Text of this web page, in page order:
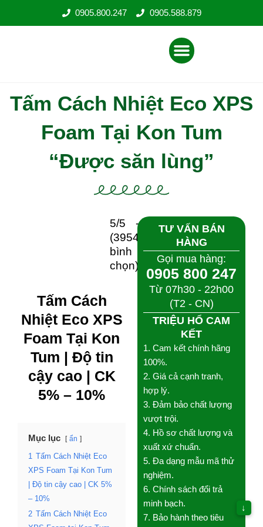
0905.800.247 0905.588.879
Menu
Tấm Cách Nhiệt Eco XPS
Foam Tại Kon Tum “Được
săn lùng”
5/5 -
(3954
bình
chọn)
Tấm Cách
Nhiệt Eco XPS
Foam Tại Kon
Tum | Độ tin
cậy cao | CK
5% – 10%
Mục lục ẩn
1 Tấm Cách Nhiệt Eco
XPS Foam Tại Kon Tum |
Độ tin cậy cao | CK 5%
– 10%
2 Tấm Cách Nhiệt Eco
TƯ VẤN BÁN HÀNG
Gọi mua hàng:
0905 800 247
Từ 07h30 - 22h00
(T2 - CN)
TRIỆU HỔ CAM KẾT
1. Cam kết chính hãng
2. Giá cả cạnh tranh, hợp
lý.
3. Đảm bảo chất lượng
vượt trội.
4. Hồ sơ chất lượng và
xuất xứ chuẩn.
5. Đa dạng mẫu mã thử
nghiệm.
6. Chính sách đổi trả
minh bạch.
7. Bảo hành theo tiêu
chuẩn NSX.
8. Hướng dẫn thi công
↓